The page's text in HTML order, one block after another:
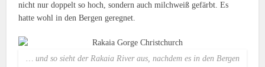
nicht nur doppelt so hoch, sondern auch milchweiß gefärbt. Es
hatte wohl in den Bergen geregnet.
… und so sieht der Rakaia River aus, nachdem es in den Bergen